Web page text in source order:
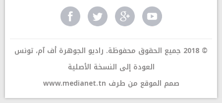
© 2018 جميع الحقوق محفوظة. راديو الجوهرة أف آم، تونس
العودة إلى النسخة الأصلية
www.medianet.tn صمم الموقع من طرف